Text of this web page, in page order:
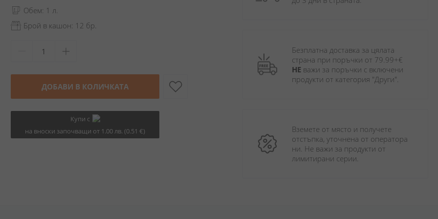
Обем: 1 л.
Брой в кашон: 12 бр.
ДОБАВИ В КОЛИЧКАТА
Купи с
на вноски започващи от 1.00 лв. (0.51 €)
Безплатна доставка за цялата
НЕ важи за поръчки с включени
продукти от категория "Други".
Вземете от място и получете
отстъпка, уточнена от оператора
ни. Не важи за продукти от
лимитирани серии.